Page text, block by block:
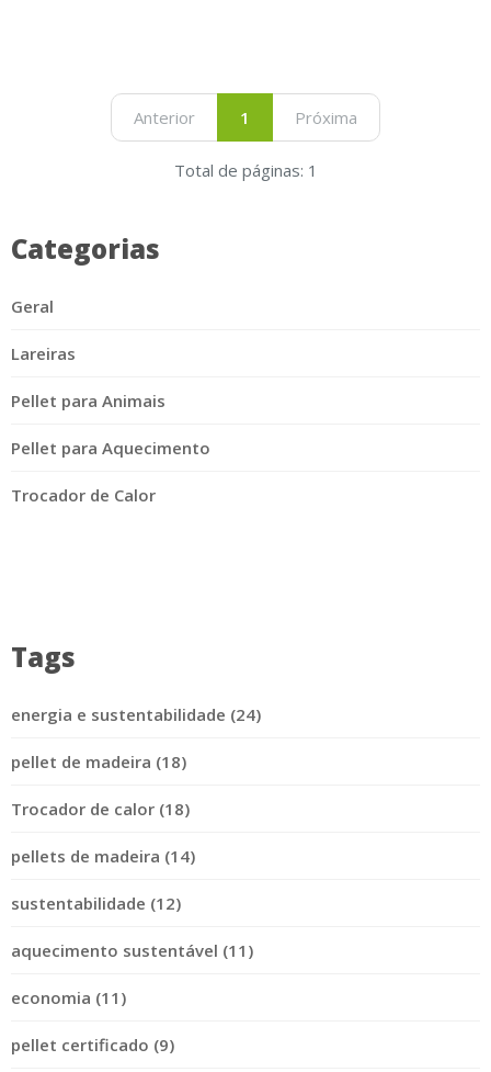
Anterior 1 Próxima
Total de páginas: 1
Categorias
Geral
Lareiras
Pellet para Animais
Pellet para Aquecimento
Trocador de Calor
Tags
energia e sustentabilidade (24)
pellet de madeira (18)
Trocador de calor (18)
pellets de madeira (14)
sustentabilidade (12)
aquecimento sustentável (11)
economia (11)
pellet certificado (9)